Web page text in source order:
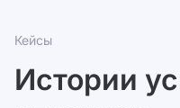
Кейсы
Истории